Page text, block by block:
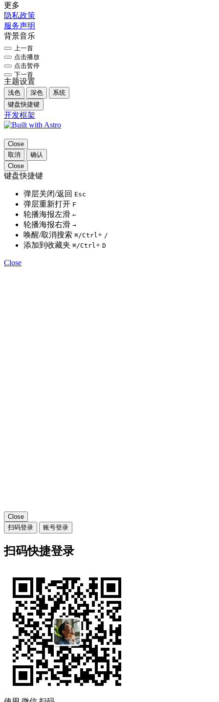
更多
隐私政策
服务声明
背景音乐
上一首
点击播放
点击暂停
下一首
主题设置
浅色 深色
系统
键盘快捷键
开发框架
Close
取消
确认
Close
键盘快捷键
弹层关闭/返回 Esc
弹层重新打开 F
轮播海报左滑 ←
轮播海报右滑 →
唤醒/取消搜索 ⌘/Ctrl+ /
添加到收藏夹 ⌘/Ctrl+ D
Close
Close
扫码登录
账号登录
扫码快捷登录